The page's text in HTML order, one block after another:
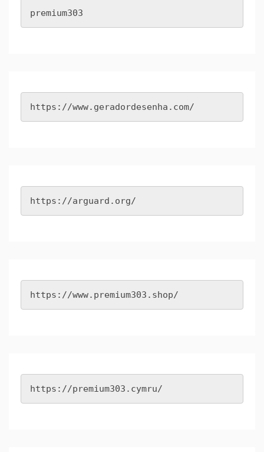
premium303
https://www.geradordesenha.com/
https://arguard.org/
https://www.premium303.shop/
https://premium303.cymru/